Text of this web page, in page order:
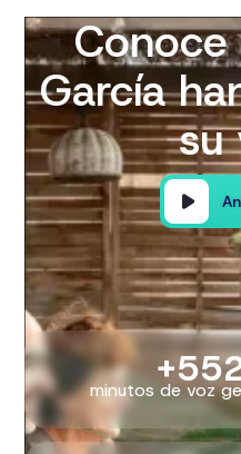
García
su
+
minutos de voz